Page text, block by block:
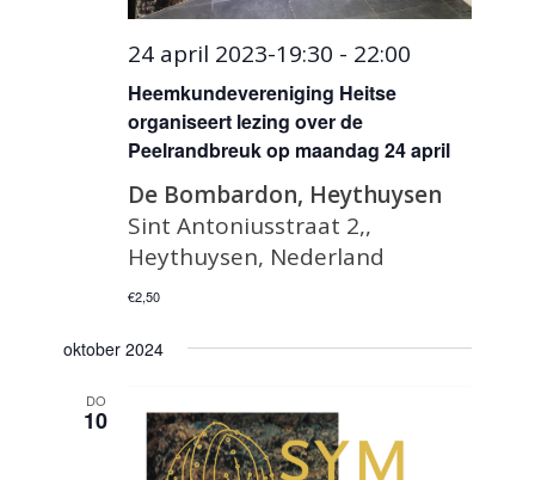
Heemkundevereniging Heitse
organiseert lezing over de
Peelrandbreuk op maandag 24 april
24 april 2023-19:30 - 22:00
De Bombardon, Heythuysen
Sint Antoniusstraat 2,,
Heythuysen, Nederland
€2,50
oktober 2024
DO
10